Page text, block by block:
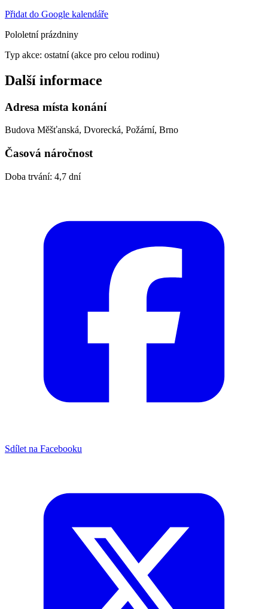
Přidat do Google kalendáře
Pololetní prázdniny
Typ akce: ostatní (akce pro celou rodinu)
Další informace
Adresa místa konání
Budova Měšťanská, Dvorecká, Požární, Brno
Časová náročnost
Doba trvání: 4,7 dní
Sdílet na Facebooku